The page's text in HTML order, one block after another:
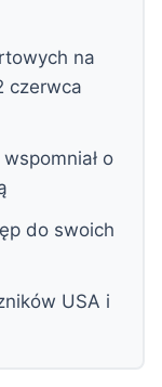
na
czerwca
o
do swoich
USA i